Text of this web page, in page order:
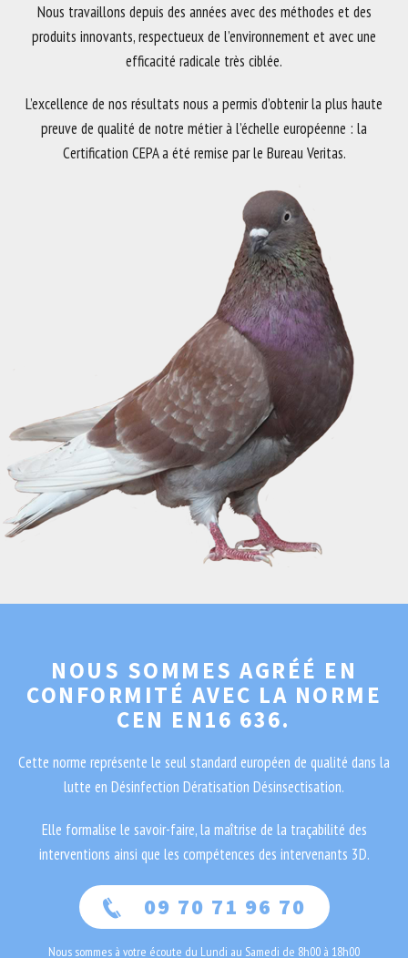
Nous travaillons depuis des années avec des méthodes et des
produits innovants, respectueux de l’environnement et avec une
efficacité radicale très ciblée.
L’excellence de nos résultats nous a permis d’obtenir la plus haute
preuve de qualité de notre métier à l’échelle européenne : la
Certification CEPA a été remise par le Bureau Veritas.
NOUS SOMMES AGRÉÉ EN
CONFORMITÉ AVEC LA NORME
CEN EN16 636.
Cette norme représente le seul standard européen de qualité dans la
lutte en Désinfection Dératisation Désinsectisation.
Elle formalise le savoir-faire, la maîtrise de la traçabilité des
interventions ainsi que les compétences des intervenants 3D.
09 70 71 96 70
Nous sommes à votre écoute du Lundi au Samedi de 8h00 à 18h00